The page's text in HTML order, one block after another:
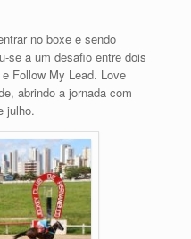
no boxe e sendo
se a um desafio entre dois
Follow My Lead. Love
abrindo a jornada com
julho.